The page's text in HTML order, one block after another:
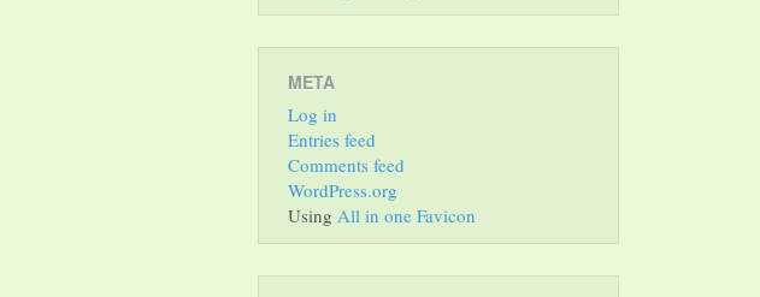
META
Log in
Entries feed
Comments feed
WordPress.org
Using All in one Favicon